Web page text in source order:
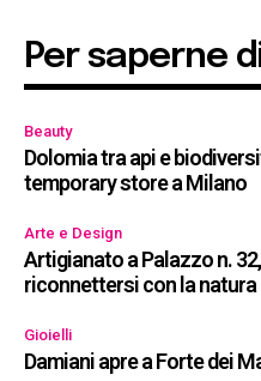
Per saperne
Beauty
Dolomia tra api e
temporary store a Milano
Arte e Design
Artigianato a Palazzo n.
riconnettersi con la natura
Gioielli
Damiani apre a Forte dei